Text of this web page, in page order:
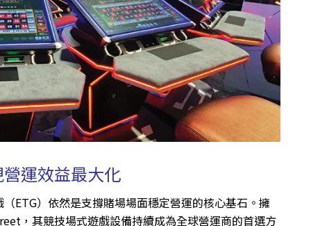
運效益最大化
ETG）依然是支撐賭場場面穩定營運的核心基石。擁
，其競技場式遊戲設備持續成為全球營運商的首選方